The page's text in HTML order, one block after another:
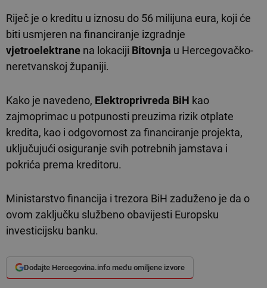
Riječ je o kreditu u iznosu do 56 milijuna eura, koji će
biti usmjeren na financiranje izgradnje
vjetroelektrane na lokaciji Bitovnja u Hercegovačko-
neretvanskoj županiji.
Kako je navedeno, Elektroprivreda BiH kao
zajmoprimac u potpunosti preuzima rizik otplate
kredita, kao i odgovornost za financiranje projekta,
uključujući osiguranje svih potrebnih jamstava i
pokrića prema kreditoru.
Ministarstvo financija i trezora BiH zaduženo je da o
ovom zaključku službeno obavijesti Europsku
investicijsku banku.
Dodajte Hercegovina.info među omiljene izvore